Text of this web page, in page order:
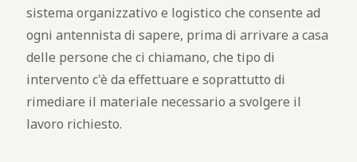
sistema organizzativo e logistico che consente ad
ogni antennista di sapere, prima di arrivare a casa
delle persone che ci chiamano, che tipo di
intervento c'è da effettuare e soprattutto di
rimediare il materiale necessario a svolgere il
lavoro richiesto.